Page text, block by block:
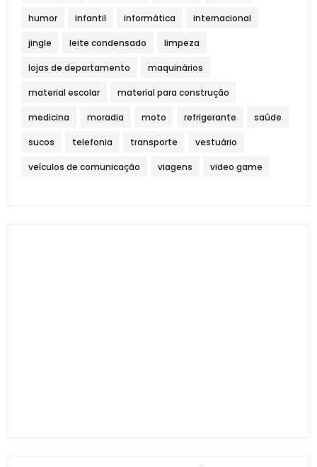
humor infantil informática internacional
jingle leite condensado limpeza
lojas de departamento maquinários
material escolar material para construção
medicina moradia moto refrigerante saúde
sucos telefonia transporte vestuário
veículos de comunicação viagens video game